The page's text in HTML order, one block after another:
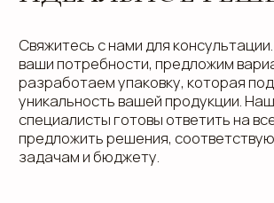
Услуги
Портфолио
Блог
Кейсы
Каталог
конструктивов
Реквизиты
Вакансии
Производство упаковки